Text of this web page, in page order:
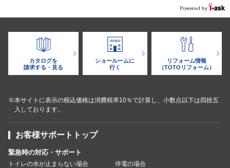
カタログを
請求する・見る
ショールームに
行く
リフォーム情報
（TOTOリフォーム）
※本サイトに表示の税込価格は消費税率10％で計算し、小数点以下は四捨五
入しております。
お客様サポートトップ
緊急時の対応・サポート
トイレの水が止まらない場合
停電の場合